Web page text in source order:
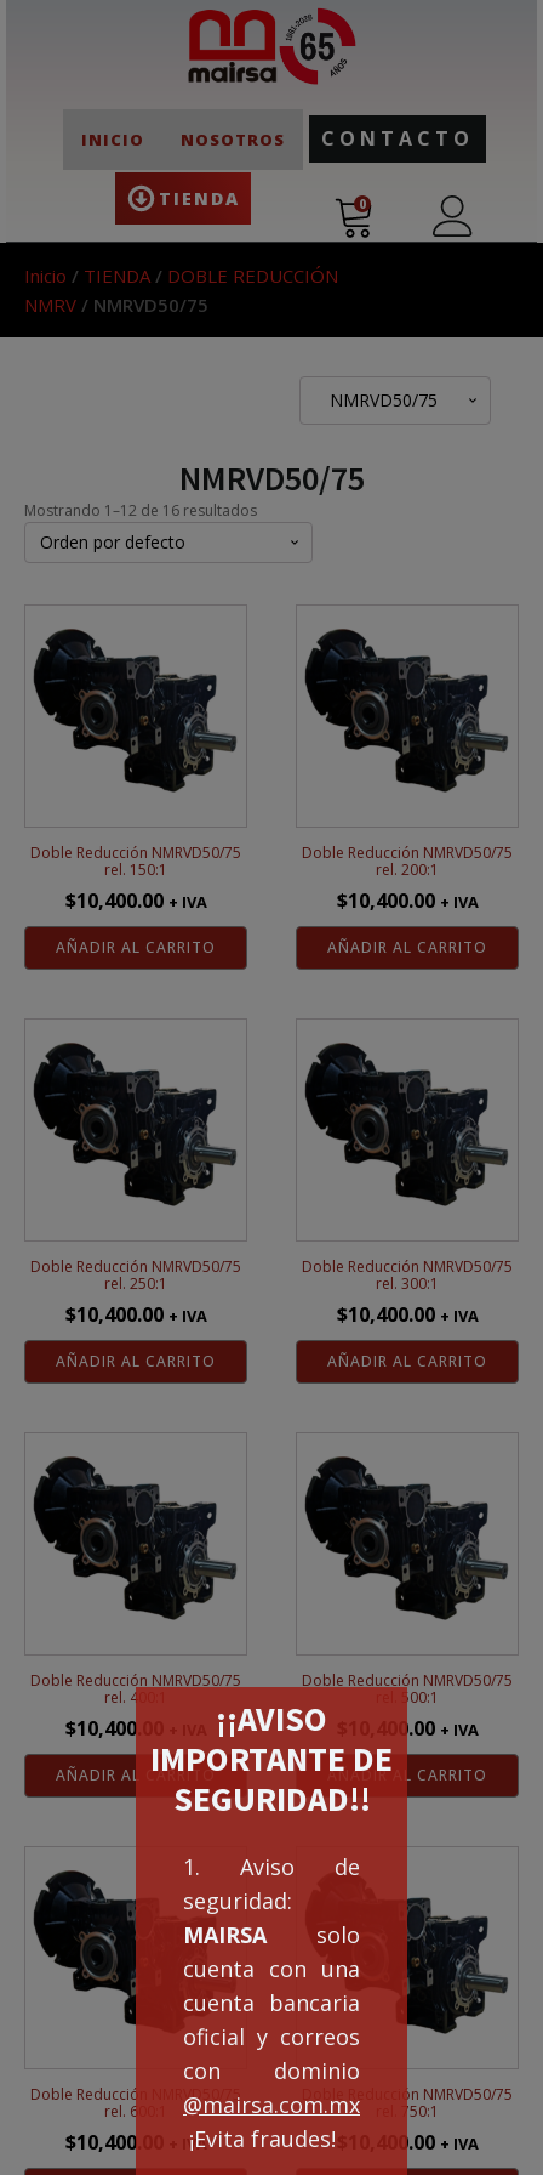
INICIO NOSOTROS
TIENDA
CONTACTO
0
¡¡AVISO
IMPORTANTE DE
SEGURIDAD!!
1. Aviso de
seguridad:
MAIRSA solo
cuenta con una
cuenta bancaria
oficial y correos
con dominio
@mairsa.com.mx
¡Evita fraudes!
Inicio / TIENDA / DOBLE REDUCCIÓN
NMRV / NMRVD50/75
NMRVD50/75
NMRVD50/75
Mostrando 1–12 de 16 resultados
Doble Reducción NMRVD50/75
rel. 150:1
$10,400.00 + IVA
AÑADIR AL CARRITO
Doble Reducción NMRVD50/75
rel. 200:1
$10,400.00 + IVA
AÑADIR AL CARRITO
Doble Reducción NMRVD50/75
rel. 250:1
$10,400.00 + IVA
AÑADIR AL CARRITO
Doble Reducción NMRVD50/75
rel. 300:1
$10,400.00 + IVA
AÑADIR AL CARRITO
Doble Reducción NMRVD50/75
rel. 400:1
$10,400.00
AÑADIR AL CARRITO
Doble Reducción NMRVD50/75
rel. 500:1
10,400.00 + IVA
AÑADIR AL CARRITO
Doble Reducción NMRVD50/75
rel. 600:1
$10,400.00 + IVA
Doble Reducción NMRVD50/75
rel. 750:1
10,400.00 + IVA